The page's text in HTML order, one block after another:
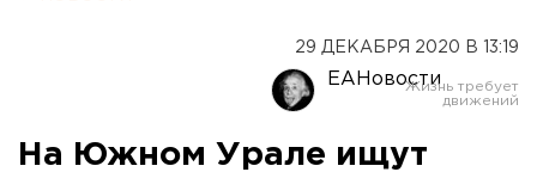
29 ДЕКАБРЯ 2020 В 13:19
ЕАНовости
На Южном Урале ищут